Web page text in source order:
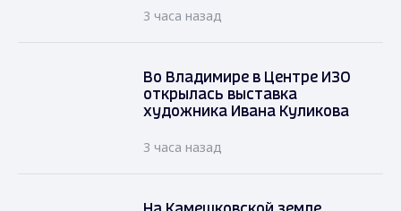
3 часа назад
Во Владимире в Центре ИЗО
открылась выставка
художника Ивана Куликова
3 часа назад